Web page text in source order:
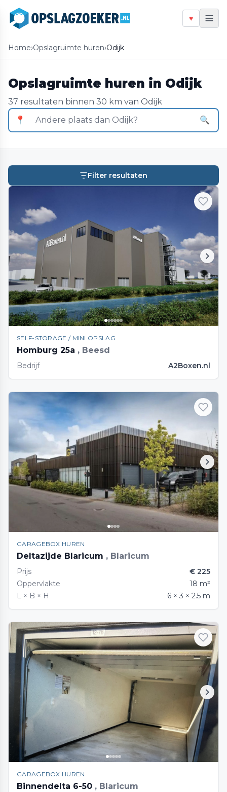
♥
Home›Opslagruimte huren›Odijk
Opslagruimte huren in Odijk
37 resultaten binnen 30 km van Odijk
📍
🔍
Filter resultaten
SELF-STORAGE / MINI OPSLAG
Homburg 25a , Beesd
Bedrijf A2Boxen.nl
GARAGEBOX HUREN
Deltazijde Blaricum , Blaricum
Prijs
€ 225
Oppervlakte
18 m²
L × B × H
6 × 3 × 2.5 m
GARAGEBOX HUREN
Binnendelta 6-50 , Blaricum